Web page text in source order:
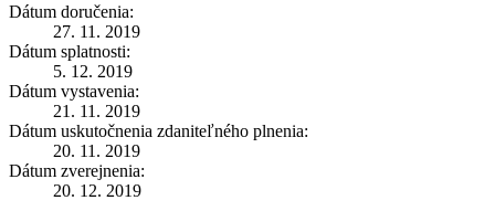
Dátum doručenia:
27. 11. 2019
Dátum splatnosti:
5. 12. 2019
Dátum vystavenia:
21. 11. 2019
Dátum uskutočnenia zdaniteľného plnenia:
20. 11. 2019
Dátum zverejnenia:
20. 12. 2019